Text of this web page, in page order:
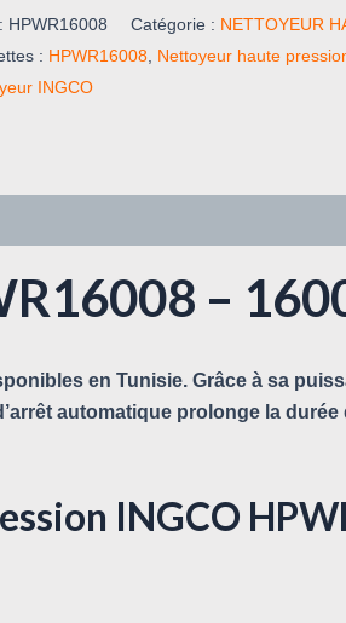
HPWR16008 Catégorie : NETTOYEUR
: HPWR16008, Nettoyeur haute
INGCO
–
en Tunisie. Grâce à sa
automatique prolonge la
INGCO